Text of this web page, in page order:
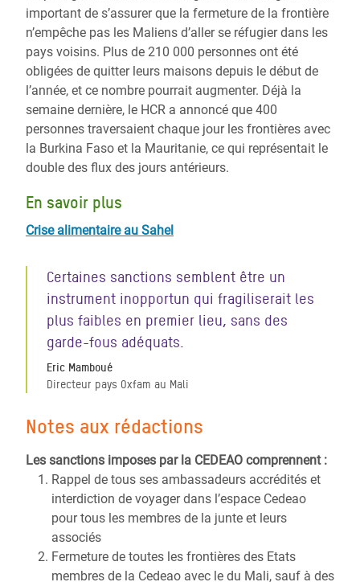
important de s’assurer que la fermeture de la frontière
n’empêche pas les Maliens d’aller se réfugier dans les
pays voisins. Plus de 210 000 personnes ont été
obligées de quitter leurs maisons depuis le début de
l’année, et ce nombre pourrait augmenter. Déjà la
semaine dernière, le HCR a annoncé que 400
personnes traversaient chaque jour les frontières avec
la Burkina Faso et la Mauritanie, ce qui représentait le
double des flux des jours antérieurs.
En savoir plus
Crise alimentaire au Sahel
Certaines sanctions semblent être un
instrument inopportun qui fragiliserait les
plus faibles en premier lieu, sans des
garde-fous adéquats.
Eric Mamboué
Directeur pays Oxfam au Mali
Notes aux rédactions
Les sanctions imposes par la CEDEAO comprennent :
Rappel de tous ses ambassadeurs accrédités et
interdiction de voyager dans l’espace Cedeao
pour tous les membres de la junte et leurs
associés
Fermeture de toutes les frontières des Etats
membres de la Cedeao avec le du Mali, sauf à des